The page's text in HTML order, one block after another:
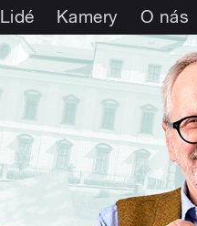
Lidé Kamery O nás